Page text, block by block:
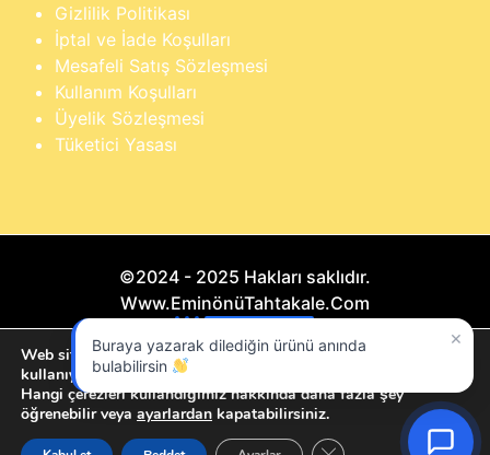
Gizlilik Politikası
İptal ve İade Koşulları
Mesafeli Satış Sözleşmesi
Kullanım Koşulları
Üyelik Sözleşmesi
Tüketici Yasası
©2024 - 2025 Hakları saklıdır.
Www.EminönüTahtakale.Com
Bu website "Sosyal Megapixel" projesidir.
×
Buraya yazarak dilediğin ürünü anında
bulabilirsin
Web sitemizde size en iyi deneyimi sunmak için çerezleri
kullanıyoruz.
Hangi çerezleri kullandığımız hakkında daha fazla şey
öğrenebilir veya ayarlardan kapatabilirsiniz.
GDPR çerez şeridini